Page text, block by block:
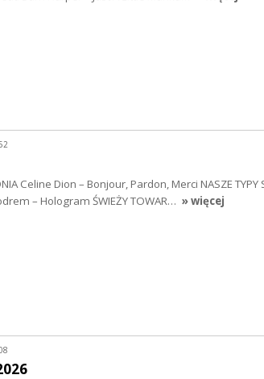
Celine Dion – Bonjour, Pardon, Merci NASZE
– Hologram ŚWIEŻY TOWAR… » więcej